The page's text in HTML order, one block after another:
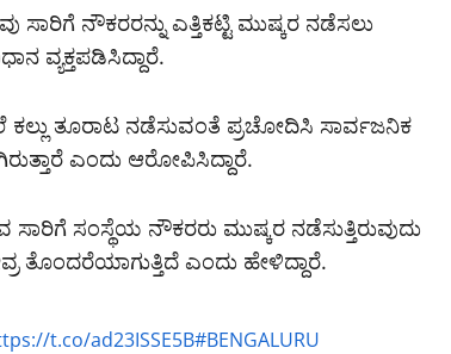
ನೌಕರರನ್ನು ಎತ್ತಿಕಟ್ಟಿ ಮುಷ್ಕರ ನಡೆಸಲು
ವ್ಯಕ್ತಪಡಿಸಿದ್ದಾರೆ.
ತೂರಾಟ ನಡೆಸುವಂತೆ ಪ್ರಚೋದಿಸಿ ಸಾರ್ವಜನಿಕ
ಎಂದು‌ ಆರೋಪಿಸಿದ್ದಾರೆ.
ಸಂಸ್ಥೆಯ ನೌಕರರು ಮುಷ್ಕರ ನಡೆಸುತ್ತಿರುವುದು
ತೊಂದರೆಯಾಗುತ್ತಿದೆ ಎಂದು ಹೇಳಿದ್ದಾರೆ.
t.co/ad23ISSE5B#BENGALURU